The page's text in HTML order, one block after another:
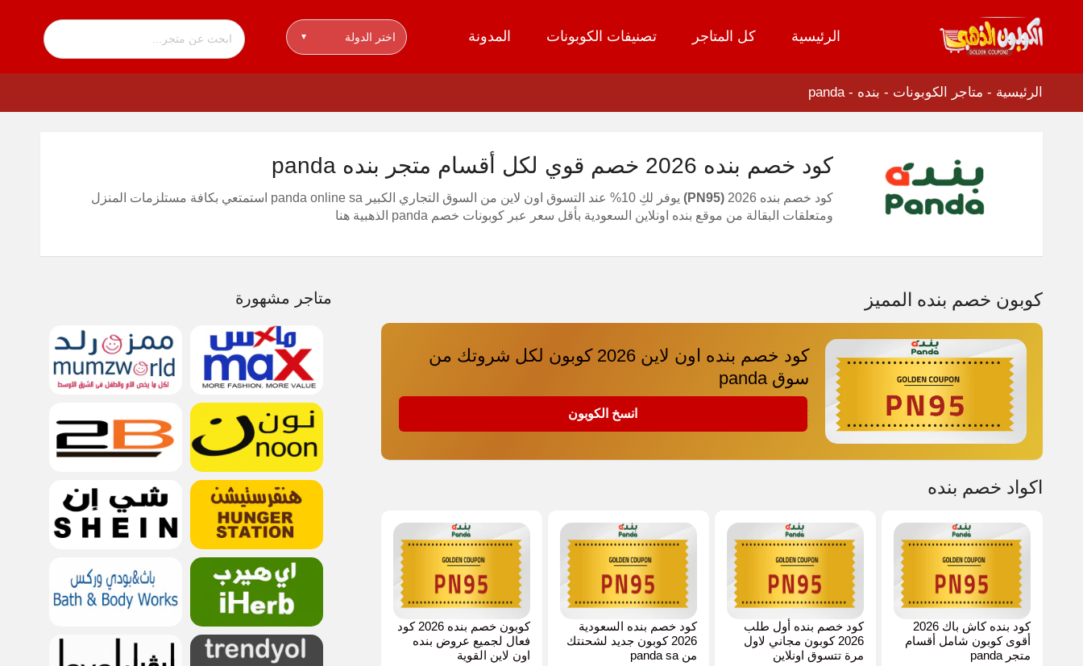
تخطي
المحتوى
الرئيسية كل المتاجر تصنيفات الكوبونات المدونة اختر الدولة ▾
الرئيسية - متاجر الكوبونات - بنده - panda
كود خصم بنده 2026 خصم قوي لكل أقسام متجر بنده panda
كود خصم بنده 2026 (PN95)
يوفر لكِ 10% عند التسوق اون لاين من السوق التجاري الكبير panda online sa استمتعي بكافة مستلزمات المنزل
ومتعلقات البقالة من موقع بنده اونلاين السعودية بأقل سعر عبر كوبونات خصم panda الذهبية هنا
كوبون خصم بنده المميز
كود خصم بنده اون لاين 2026 كوبون لكل شروتك من
سوق panda
انسخ الكوبون
اكواد خصم بنده
كود بنده كاش باك 2026
أقوى كوبون شامل أقسام
متجر panda
كود خصم بنده أول طلب
2026 كوبون مجاني لاول
مرة تتسوق اونلاين
كود خصم بنده السعودية
2026 كوبون جديد لشحنتك
من panda sa
كوبون خصم بنده 2026 كود
فعال لجميع عروض بنده
اون لاين القوية
متاجر مشهورة